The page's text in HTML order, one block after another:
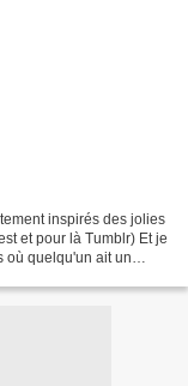
inspirés des jolies
et pour là Tumblr) Et je
où quelqu'un ait un